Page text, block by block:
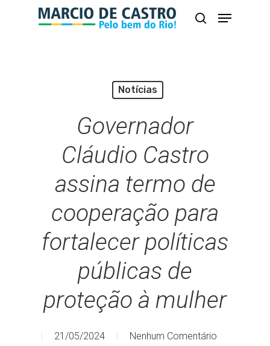
busca
Menu
Notícias
Governador
Cláudio Castro
assina termo de
cooperação para
fortalecer políticas
públicas de
proteção à mulher
21/05/2024 Nenhum Comentário